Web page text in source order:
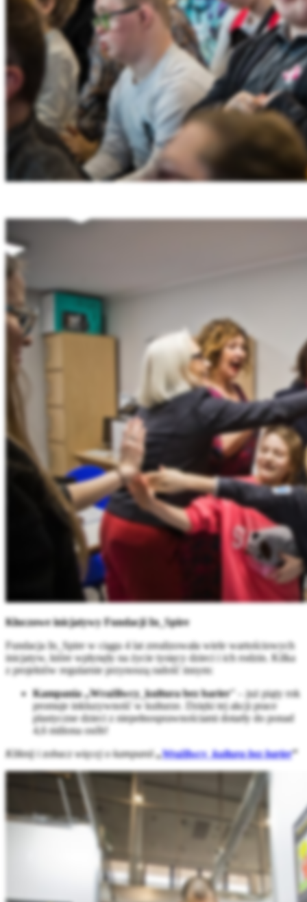
Kluczowe inicjatywy Fundacji In_Spire
Fundacja In_Spire w ciągu 4 lat zrealizowała wiele wartościowych
inicjatyw, które wpłynęły na życie tysięcy dzieci i ich rodzin. Kilka
z projektów regularnie przynoszą radość innym:
Kampania „Wrażliwcy_kultura bez barier” – już piąty rok
promuje inkluzywność w kulturze. Dzięki tej akcji prace
plastyczne dzieci z niepełnosprawnościami dotarły do ponad
4,6 miliona osób!
Kliknij i zobacz więcej o kampanii„Wrażliwcy_kultura bez barier”